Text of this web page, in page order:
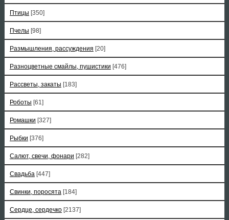
Птицы [350]
Пчелы [98]
Размышления, рассуждения [20]
Разноцветные смайлы, пушистики [476]
Рассветы, закаты [183]
Роботы [61]
Ромашки [327]
Рыбки [376]
Салют, свечи, фонари [282]
Свадьба [447]
Свинки, поросята [184]
Сердце, сердечко [2137]